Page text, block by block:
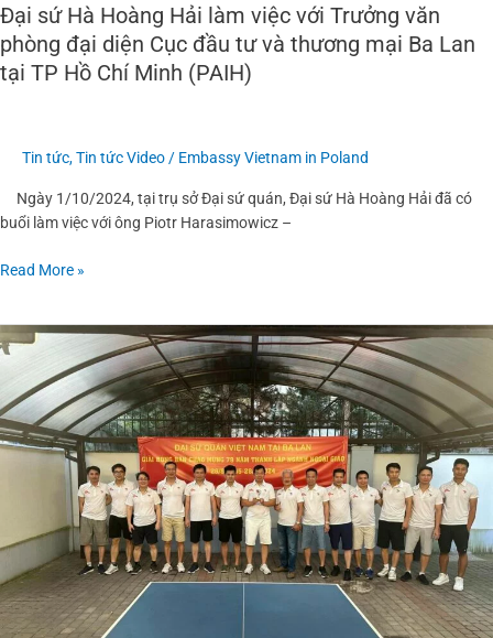
Đại sứ Hà Hoàng Hải làm việc với Trưởng văn
phòng đại diện Cục đầu tư và thương mại Ba Lan
tại TP Hồ Chí Minh (PAIH)
Tin tức,Tin tức Video / Embassy Vietnam in Poland
Ngày 1/10/2024, tại trụ sở Đại sứ quán, Đại sứ Hà Hoàng Hải đã có
buổi làm việc với ông Piotr Harasimowicz –
và
thương
mại
Ba
Chí
Minh
Read More »
Hoạt
động
thao
chào
mừng
thành
lập
Ngành
Ngoại